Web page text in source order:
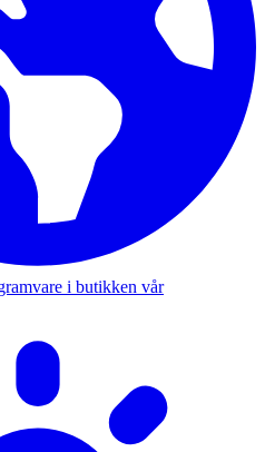
i butikken vår